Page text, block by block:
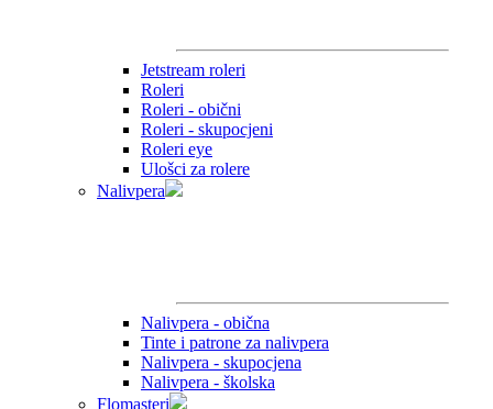
Jetstream roleri
Roleri
Roleri - obični
Roleri - skupocjeni
Roleri eye
Ulošci za rolere
Nalivpera
Nalivpera - obična
Tinte i patrone za nalivpera
Nalivpera - skupocjena
Nalivpera - školska
Flomasteri